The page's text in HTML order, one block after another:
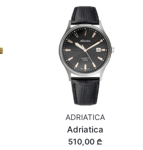
ADRIATICA
Adriatica
510,00 ₾